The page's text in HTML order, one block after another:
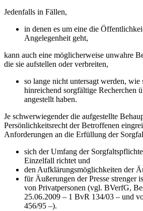
Jedenfalls in Fällen,
in denen es um eine die
Angelegenheit geht,
kann auch eine möglicherweise unwahre
die sie aufstellen oder verbreiten,
so lange nicht untersagt werden, wie
hinreichend sorgfältige Recherchen
angestellt haben.
Je schwerwiegender die aufgestellte
Persönlichkeitsrecht der Betroffenen
Anforderungen an die Erfüllung der
sich der Umfang der
Einzelfall richtet und
den Aufklärungsmöglichkeiten der
für Äußerungen der Presse strenger
von Privatpersonen (vgl. BVerfG,
25.06.2009 – 1 BvR 134/03 – und
456/95 –).